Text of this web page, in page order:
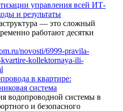
управления всей ИТ-
и результаты
— это сложный
работают десятки
в квартире:
система
водопроводной системы в
и безопасного